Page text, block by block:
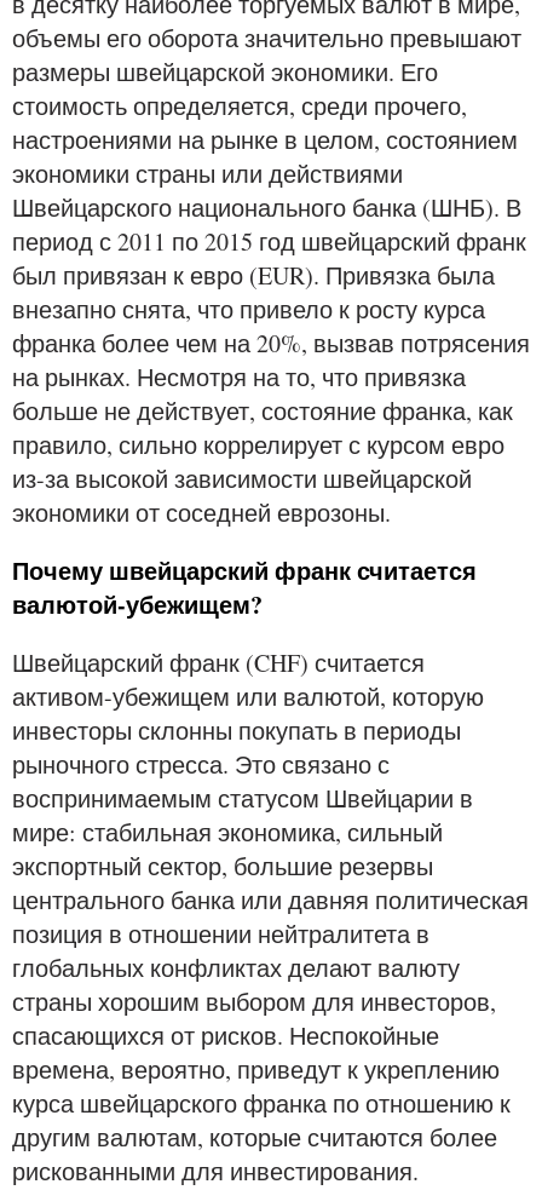
объемы его оборота значительно превышают
размеры швейцарской экономики. Его
стоимость определяется, среди прочего,
настроениями на рынке в целом, состоянием
экономики страны или действиями
Швейцарского национального банка (ШНБ). В
период с 2011 по 2015 год швейцарский франк
был привязан к евро (EUR). Привязка была
внезапно снята, что привело к росту курса
франка более чем на 20%, вызвав потрясения
на рынках. Несмотря на то, что привязка
больше не действует, состояние франка, как
правило, сильно коррелирует с курсом евро
из-за высокой зависимости швейцарской
экономики от соседней еврозоны.
Почему швейцарский франк считается
валютой-убежищем?
Швейцарский франк (CHF) считается
активом-убежищем или валютой, которую
инвесторы склонны покупать в периоды
рыночного стресса. Это связано с
воспринимаемым статусом Швейцарии в
мире: стабильная экономика, сильный
экспортный сектор, большие резервы
центрального банка или давняя политическая
позиция в отношении нейтралитета в
глобальных конфликтах делают валюту
страны хорошим выбором для инвесторов,
спасающихся от рисков. Неспокойные
времена, вероятно, приведут к укреплению
курса швейцарского франка по отношению к
другим валютам, которые считаются более
рискованными для инвестирования.